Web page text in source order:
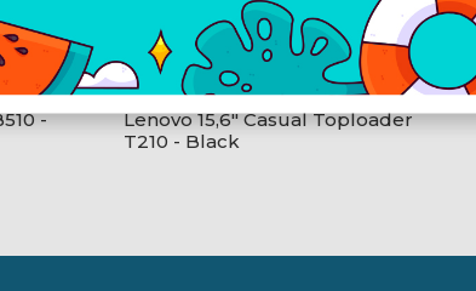
-
Lenovo 15,6" Casual Toploader
T210 - Black